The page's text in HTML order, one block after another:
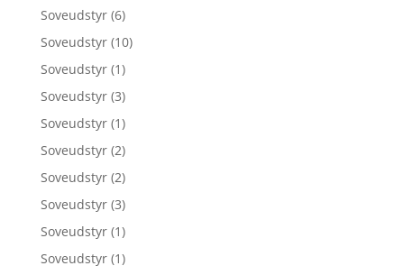
Soveudstyr (6)
Soveudstyr (10)
Soveudstyr (1)
Soveudstyr (3)
Soveudstyr (1)
Soveudstyr (2)
Soveudstyr (2)
Soveudstyr (3)
Soveudstyr (1)
Soveudstyr (1)